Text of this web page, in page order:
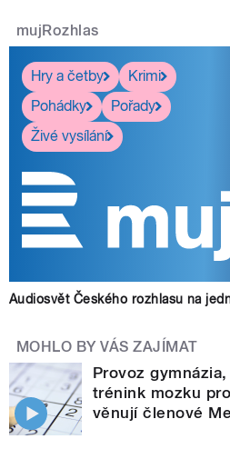
mujRozhlas
Hry a četby
Krimi
Pohádky
Pořady
Živé vysílání
Audiosvět Českého rozhlasu na
MOHLO BY VÁS ZAJÍMAT
Provoz
trénink mozku
věnují členové